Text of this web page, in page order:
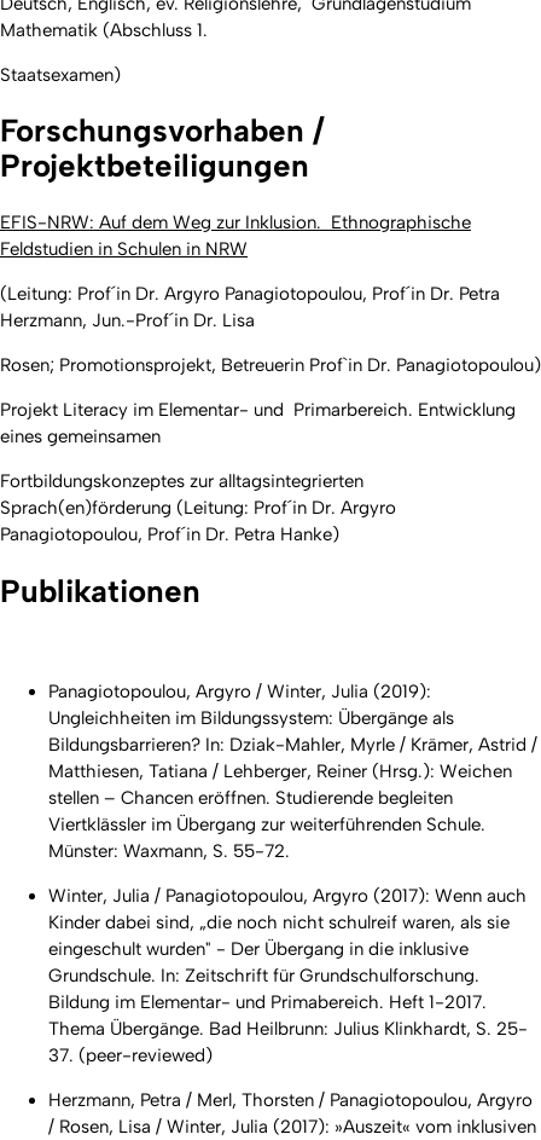
Mathematik (Abschluss 1.
Staatsexamen)
Forschungsvorhaben /
Projektbeteiligungen
EFIS-NRW: Auf dem Weg zur Inklusion. Ethnographische
Feldstudien in Schulen in NRW
(Leitung: Prof´in Dr. Argyro Panagiotopoulou, Prof´in Dr. Petra
Herzmann, Jun.-Prof´in Dr. Lisa
Rosen; Promotionsprojekt, Betreuerin Prof`in Dr. Panagiotopoulou)
Projekt Literacy im Elementar- und Primarbereich. Entwicklung
eines gemeinsamen
Fortbildungskonzeptes zur alltagsintegrierten
Sprach(en)förderung (Leitung: Prof´in Dr. Argyro
Panagiotopoulou, Prof´in Dr. Petra Hanke)
Publikationen
Panagiotopoulou, Argyro / Winter, Julia (2019):
Ungleichheiten im Bildungssystem: Übergänge als
Bildungsbarrieren? In: Dziak-Mahler, Myrle / Krämer, Astrid /
Matthiesen, Tatiana / Lehberger, Reiner (Hrsg.): Weichen
stellen – Chancen eröffnen. Studierende begleiten
Viertklässler im Übergang zur weiterführenden Schule.
Münster: Waxmann, S. 55-72.
Winter, Julia / Panagiotopoulou, Argyro (2017): Wenn auch
Kinder dabei sind, „die noch nicht schulreif waren, als sie
eingeschult wurden" - Der Übergang in die inklusive
Grundschule. In: Zeitschrift für Grundschulforschung.
Bildung im Elementar- und Primabereich. Heft 1-2017.
Thema Übergänge. Bad Heilbrunn: Julius Klinkhardt, S. 25-
37. (peer-reviewed)
Herzmann, Petra / Merl, Thorsten / Panagiotopoulou, Argyro
/ Rosen, Lisa / Winter, Julia (2017): »Auszeit« vom inklusiven